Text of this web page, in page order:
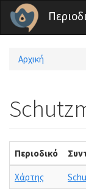
Παράκαμψη προς το
Είστε εδώ
Αρχική
Περιοδικό
Χάρτης